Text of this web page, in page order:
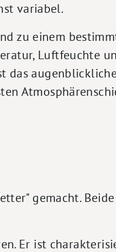
variabel.
zu einem
Luftfeuchte
das
gemacht.
Er ist